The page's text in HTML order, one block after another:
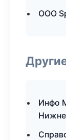
ООО
Инфо